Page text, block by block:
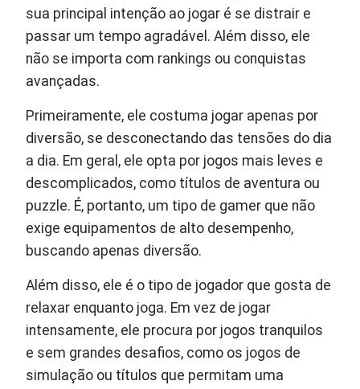
sua principal intenção ao jogar é se distrair e
passar um tempo agradável. Além disso, ele
não se importa com rankings ou conquistas
avançadas.
Primeiramente, ele costuma jogar apenas por
diversão, se desconectando das tensões do dia
a dia. Em geral, ele opta por jogos mais leves e
descomplicados, como títulos de aventura ou
puzzle. É, portanto, um tipo de gamer que não
exige equipamentos de alto desempenho,
buscando apenas diversão.
Além disso, ele é o tipo de jogador que gosta de
relaxar enquanto joga. Em vez de jogar
intensamente, ele procura por jogos tranquilos
e sem grandes desafios, como os jogos de
simulação ou títulos que permitam uma